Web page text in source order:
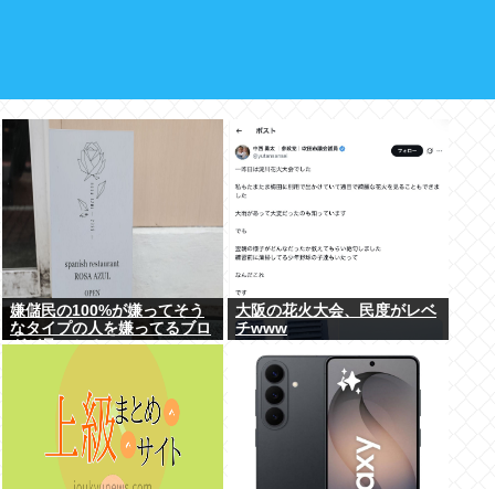
嫌儲民の100%が嫌ってそう
なタイプの人を嫌ってるブロ
グが見つかる
大阪の花火大会、民度がレベ
チwww